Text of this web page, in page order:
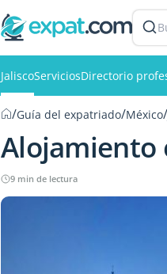
JaliscoServiciosDirectorio
/Guía del expatriado/México/
Alojamiento
9 min de lectura